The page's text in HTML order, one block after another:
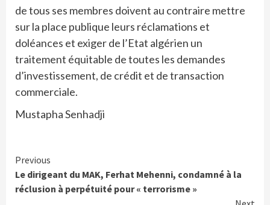
de tous ses membres doivent au contraire mettre
sur la place publique leurs réclamations et
doléances et exiger de l’Etat algérien un
traitement équitable de toutes les demandes
d’investissement, de crédit et de transaction
commerciale.
Mustapha Senhadji
Continue
Reading
Previous
Le dirigeant du MAK, Ferhat Mehenni, condamné à la
réclusion à perpétuité pour « terrorisme »